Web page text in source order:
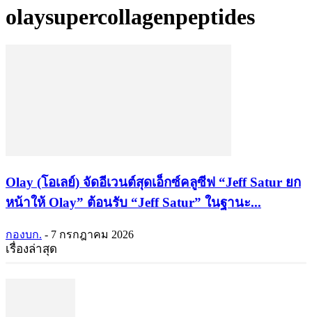
olaysupercollagenpeptides
Olay (โอเลย์) จัดอีเวนต์สุดเอ็กซ์คลูซีฟ “Jeff Satur ยก
หน้าให้ Olay” ต้อนรับ “Jeff Satur” ในฐานะ...
กองบก. - 7 กรกฎาคม 2026
เรื่องล่าสุด